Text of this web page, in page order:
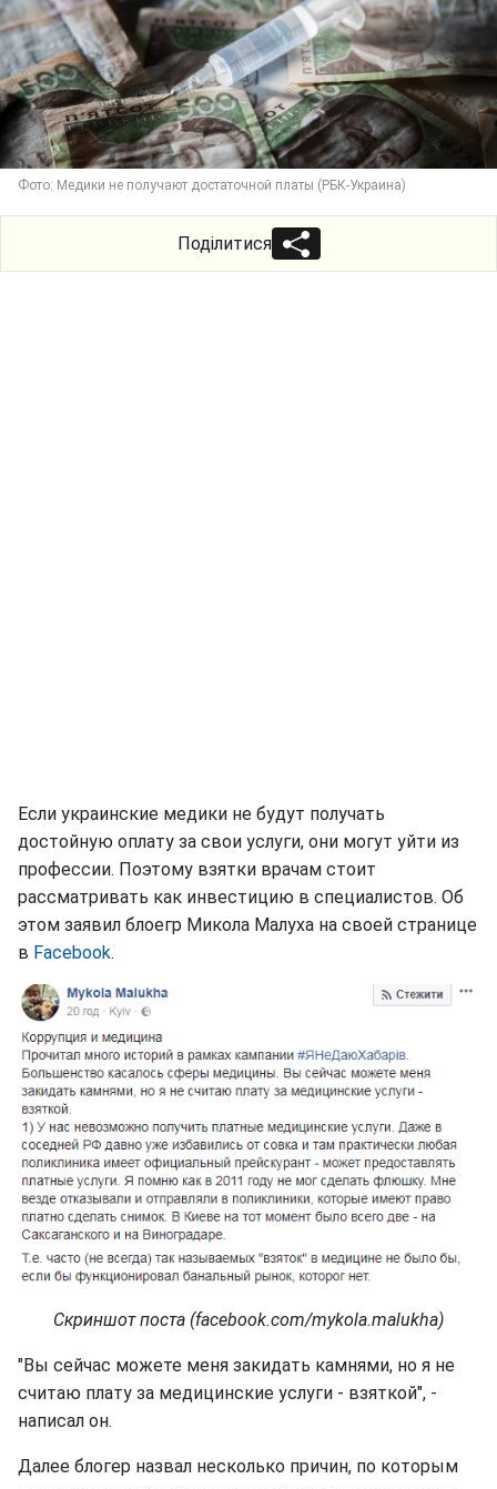
Фото: Медики не получают достаточной платы (РБК-Украина)
Поділитися
Если украинские медики не будут получать
достойную оплату за свои услуги, они могут уйти из
профессии. Поэтому взятки врачам стоит
рассматривать как инвестицию в специалистов. Об
этом заявил блоегр Микола Малуха на своей странице
в Facebook.
Скриншот поста (facebook.com/mykola.malukha)
"Вы сейчас можете меня закидать камнями, но я не
считаю плату за медицинские услуги - взяткой", -
написал он.
Далее блогер назвал несколько причин, по которым